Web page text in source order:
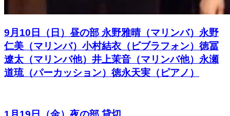
9月10日（日）昼の部 永野雅晴（マリンバ）永野
仁美（マリンバ）小村結衣（ビブラフォン）徳冨
遼太（マリンバ他）井上茉音（マリンバ他）永瀬
道琉（パーカッション）徳永天実（ピアノ）